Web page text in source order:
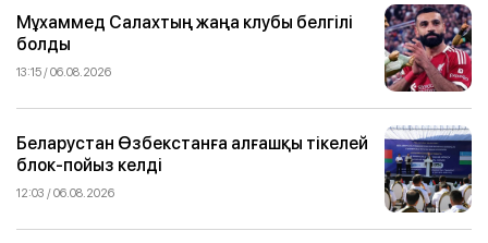
Мұхаммед Салахтың жаңа клубы белгілі
болды
13:15 / 06.08.2026
Беларустан Өзбекстанға алғашқы тікелей
блок-пойыз келді
12:03 / 06.08.2026